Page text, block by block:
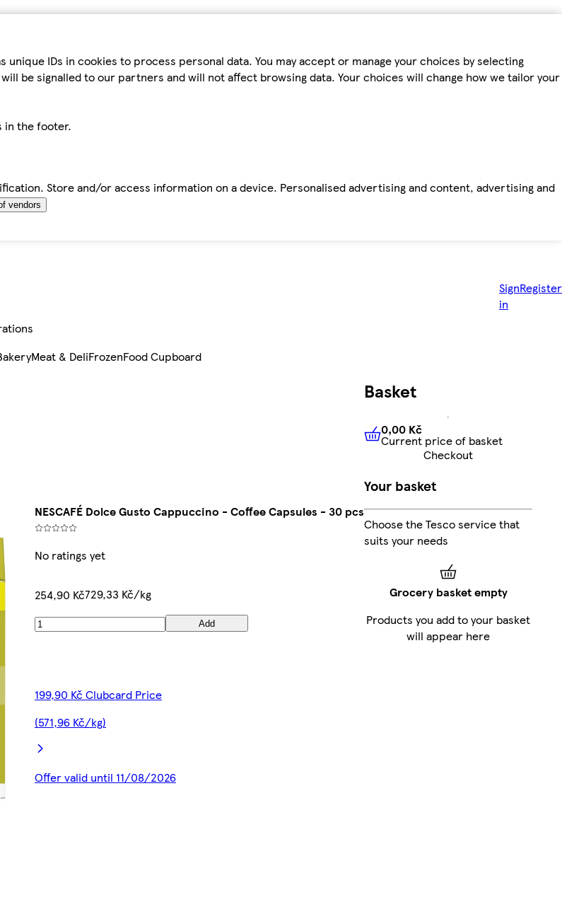
IDs in cookies to process personal data. You may accept or manage your choices by selecting
be signalled to our partners and will not affect browsing data. Your choices will change how we tailor your
in the footer.
Store and/or access information on a device. Personalised advertising and content, advertising and
vendors
Sign
in
Register
Meat & DeliFrozenFood Cupboard
NESCAFÉ Dolce Gusto Cappuccino - Coffee Capsules - 30 pcs
No ratings yet
254,90 Kč729,33 Kč/kg
Add
199,90 Kč Clubcard Price
(571,96 Kč/kg)
Offer valid until 11/08/2026
Basket
0,00 KčCurrent price of
0,00 Kč
Current price of basket
Checkout
Your basket
Choose the Tesco service that
suits your needs
Grocery basket empty
Products you add to your basket
will appear here